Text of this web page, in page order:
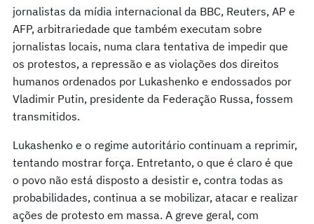
jornalistas da mídia internacional da BBC, Reuters, AP e
AFP, arbitrariedade que também executam sobre
jornalistas locais, numa clara tentativa de impedir que
os protestos, a repressão e as violações dos direitos
humanos ordenados por Lukashenko e endossados por
Vladimir Putin, presidente da Federação Russa, fossem
transmitidos.
Lukashenko e o regime autoritário continuam a reprimir,
tentando mostrar força. Entretanto, o que é claro é que
o povo não está disposto a desistir e, contra todas as
probabilidades, continua a se mobilizar, atacar e realizar
ações de protesto em massa. A greve geral, com